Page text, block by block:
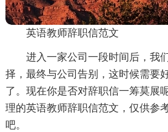
英语教师辞职信范文
进入一家公司一段时间后，我
择，最终与公司告别，这时候需要
了。现在你是否对辞职信一筹莫展
理的英语教师辞职信范文，仅供参
吧。